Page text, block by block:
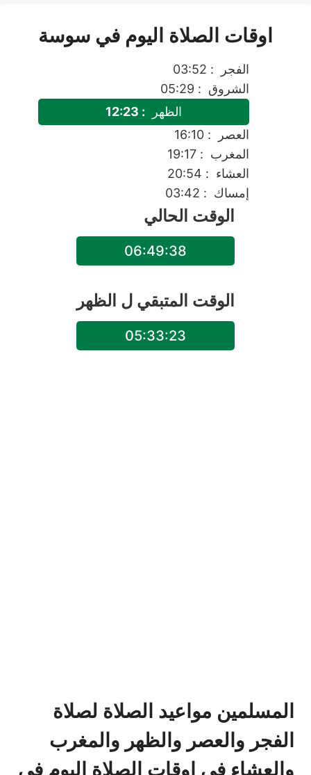
اوقات الصلاة اليوم في سوسة
الفجر
: 03:52
الشروق : 05:29
الظهر
: 12:23
العصر
: 16:10
المغرب : 19:17
العشاء : 20:54
إمساك : 03:42
الوقت الحالي
06:49:38
الوقت المتبقي ل الظهر
05:33:23
المسلمين مواعيد الصلاة لصلاة
الفجر والعصر والظهر والمغرب
والعشاء في اوقات الصلاة اليوم في